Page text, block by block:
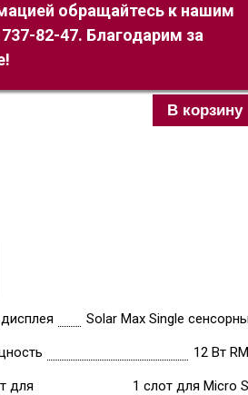
обращайтесь к нашим
82-47. Благодарим за
В корзину
Solar Max Single
12 Вт
для
1 слот для Micro